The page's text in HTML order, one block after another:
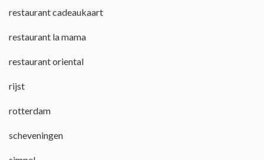
restaurant cadeaukaart
restaurant la mama
restaurant oriental
rijst
rotterdam
scheveningen